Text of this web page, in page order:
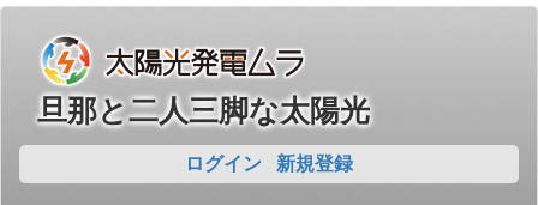
旦那と二人三脚な太陽光
ログイン 新規登録